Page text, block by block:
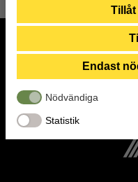
en sådan begäran. Det kan
personuppgifter som de
tillgång till. Genom att
nedan bekräftar du att du
Endast
Nödvändiga
Statistik